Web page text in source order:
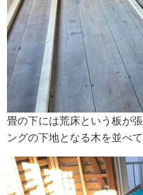
畳の下には荒床という板が
ングの下地となる木を並べて